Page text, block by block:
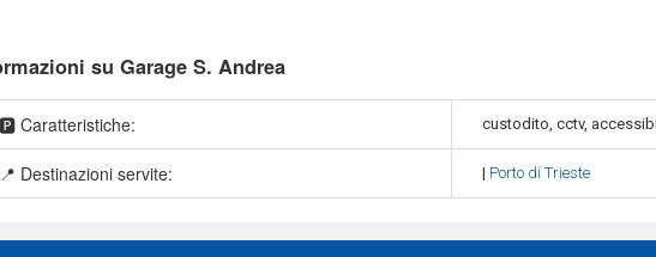
su Garage S. Andrea
🅿️ Caratteristiche: custodito, cctv,
📍 Destinazioni servite: | Porto di Trieste